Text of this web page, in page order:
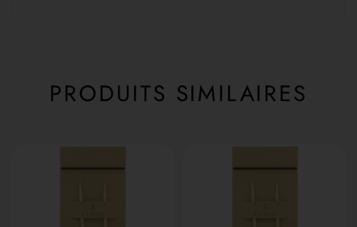
PRODUITS SIMILAIRES